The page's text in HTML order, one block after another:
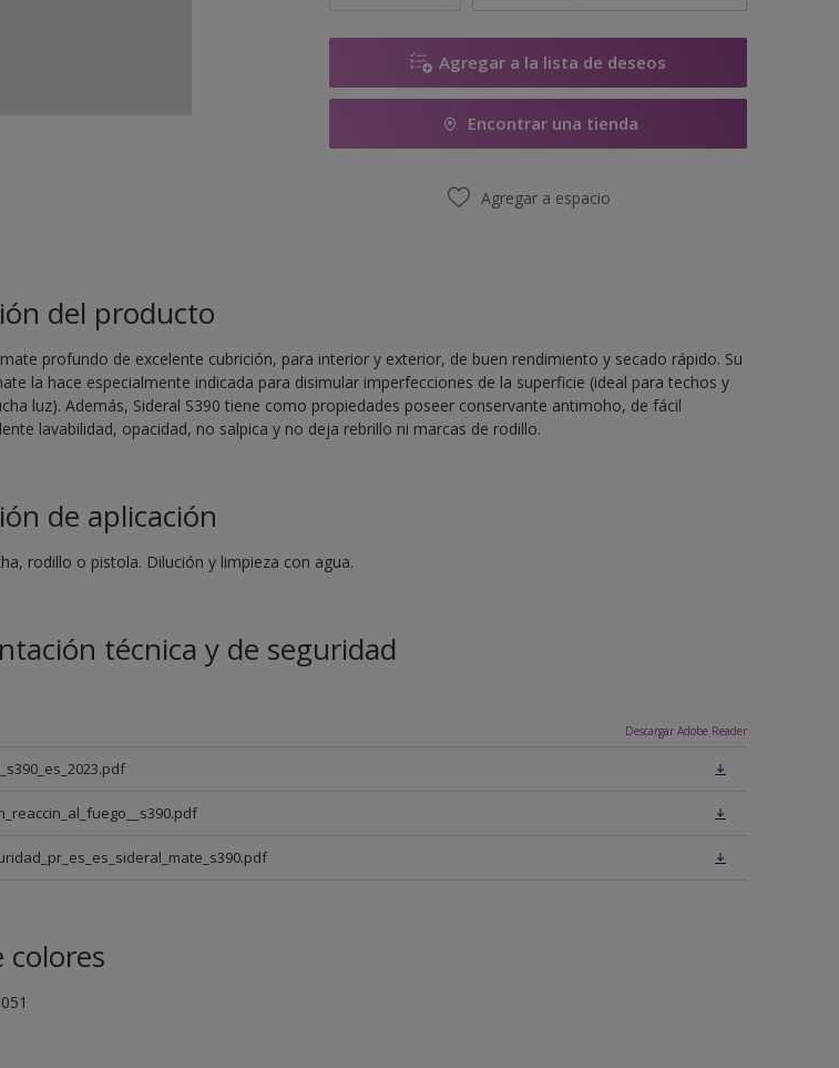
Agregar a la lista de deseos
Encontrar una tienda
Agregar a espacio
del producto
profundo de excelente cubrición, para interior y exterior, de buen rendimiento y secado rápido. Su
la hace especialmente indicada para disimular imperfecciones de la superficie (ideal para techos y
luz). Además, Sideral S390 tiene como propiedades poseer conservante antimoho, de fácil
lavabilidad, opacidad, no salpica y no deja rebrillo ni marcas de rodillo.
de aplicación
rodillo o pistola. Dilución y limpieza con agua.
técnica y de seguridad
Descargar Adobe Reader
colores